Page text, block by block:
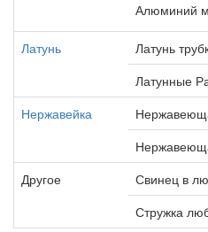
Алюминий
Латунь
Латунь
Латунные
Нержавейка
Другое
Свинец в
Стружка